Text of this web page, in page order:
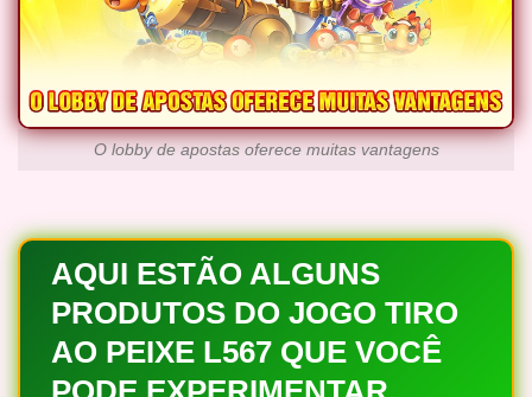
O lobby de apostas oferece muitas vantagens
AQUI ESTÃO ALGUNS
PRODUTOS DO JOGO TIRO
AO PEIXE L567 QUE VOCÊ